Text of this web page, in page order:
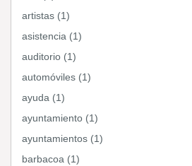
artistas (1)
asistencia (1)
auditorio (1)
automóviles (1)
ayuda (1)
ayuntamiento (1)
ayuntamientos (1)
barbacoa (1)